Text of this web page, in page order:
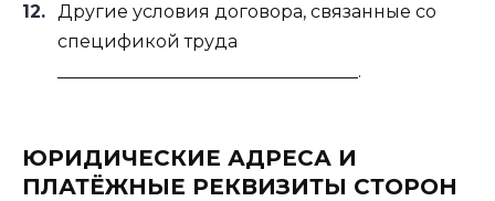
Другие условия договора, связанные со
спецификой труда
__________________________________.
ЮРИДИЧЕСКИЕ АДРЕСА И
ПЛАТЁЖНЫЕ РЕКВИЗИТЫ СТОРОН